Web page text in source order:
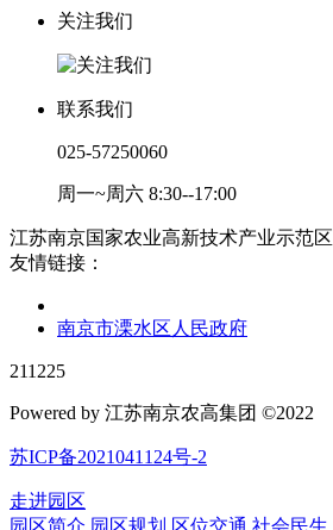
关注我们
联系我们
025-57250060
周一~周六 8:30--17:00
江苏南京国家农业高新技术产业示范区
友情链接：
南京市溧水区人民政府
211225
Powered by 江苏南京农高集团 ©2022
苏ICP备2021041124号-2
走进园区
园区简介 园区规划 区位交通 社会民生